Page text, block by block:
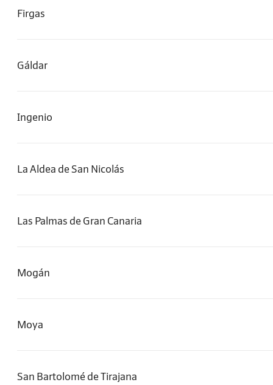
Firgas
Gáldar
Ingenio
La Aldea de San Nicolás
Las Palmas de Gran Canaria
Mogán
Moya
San Bartolomé de Tirajana